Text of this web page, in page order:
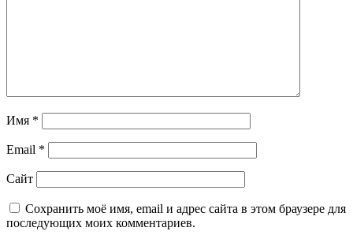
Имя *
Email *
Сайт
Сохранить моё имя, email и адрес сайта в этом браузере для
последующих моих комментариев.